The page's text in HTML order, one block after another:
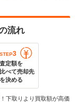
流れ
STEP3
査定額を
比べて売却先
を決める
下取りより買取額が高価